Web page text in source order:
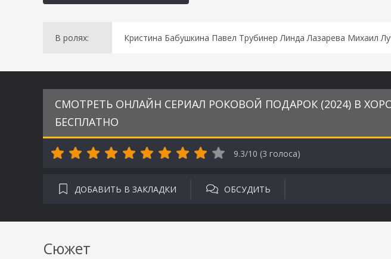
В ролях: Кристина Бабушкина Павел Трубинер Линда Лазарева Михаил
СМОТРЕТЬ ОНЛАЙН СЕРИАЛ РОКОВОЙ ПОДАРОК (2024) В
БЕСПЛАТНО
9.3/10 (3 голоса)
ДОБАВИТЬ В ЗАКЛАДКИ ОБСУДИТЬ
Сюжет